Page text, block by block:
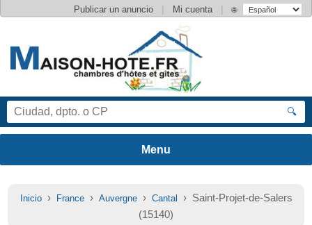
Publicar un anuncio | Mi cuenta | 🌐
🔍
Inicio› France› Auvergne› Cantal
› Saint-Projet-de-Salers
(15140)